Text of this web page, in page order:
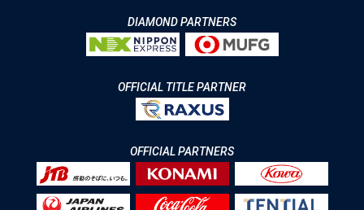
DIAMOND PARTNERS
OFFICIAL TITLE PARTNER
OFFICIAL PARTNERS